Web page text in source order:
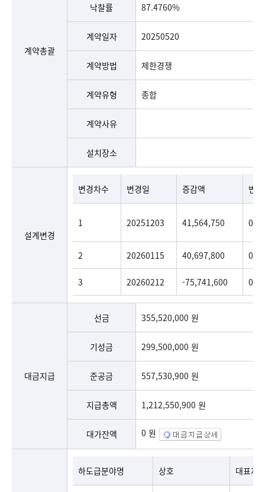
계약총괄
낙찰률 87.4760%
계약일자 20250520
계약방법 제한경쟁
계약유형 종합
계약사유
설치장소
설계변경
변경차수 변경일 증감액 변
1 20251203 41,564,750 0
2 20260115 40,697,800 0
3 20260212 -75,741,600 0
대금지급
선금 355,520,000 원
기성금 299,500,000 원
준공금 557,530,900 원
지급총액 1,212,550,900 원
대가잔액 0 원
하도급분야명 상호 대표자